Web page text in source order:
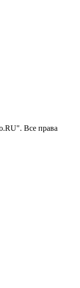
Все права